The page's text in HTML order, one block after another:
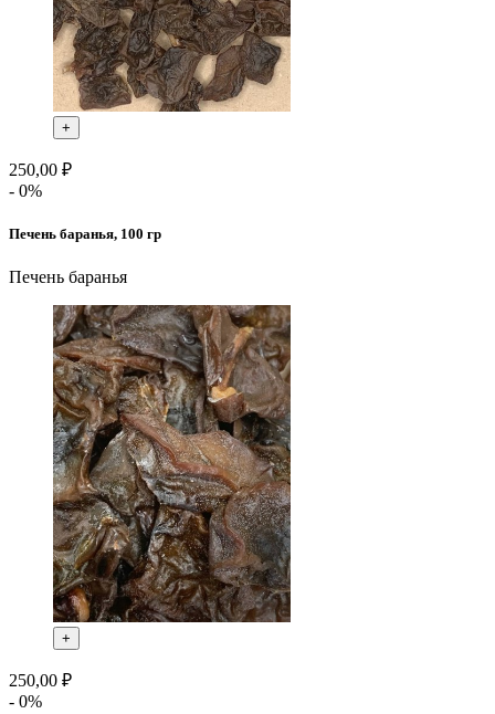
+
250,00 ₽
- 0%
Печень баранья, 100 гр
Печень баранья
+
250,00 ₽
- 0%